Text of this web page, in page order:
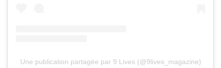
Une publication partagée par 9 Lives (@9lives_magazine)